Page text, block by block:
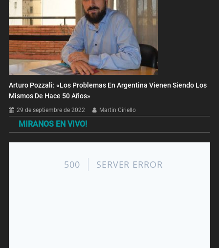
Arturo Pozzali: «Los Problemas En Argentina Vienen Siendo Los
Mismos De Hace 50 Años»
29 de septiembre de 2022 Martin Ciriello
MIRANOS EN VIVO!